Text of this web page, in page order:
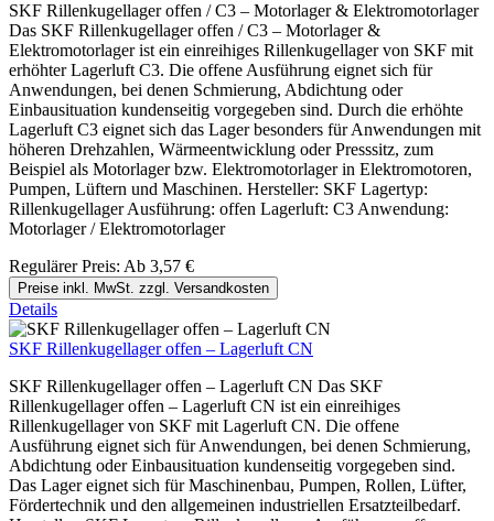
SKF Rillenkugellager offen / C3 – Motorlager & Elektromotorlager
Das SKF Rillenkugellager offen / C3 – Motorlager &
Elektromotorlager ist ein einreihiges Rillenkugellager von SKF mit
erhöhter Lagerluft C3. Die offene Ausführung eignet sich für
Anwendungen, bei denen Schmierung, Abdichtung oder
Einbausituation kundenseitig vorgegeben sind. Durch die erhöhte
Lagerluft C3 eignet sich das Lager besonders für Anwendungen mit
höheren Drehzahlen, Wärmeentwicklung oder Presssitz, zum
Beispiel als Motorlager bzw. Elektromotorlager in Elektromotoren,
Pumpen, Lüftern und Maschinen. Hersteller: SKF Lagertyp:
Rillenkugellager Ausführung: offen Lagerluft: C3 Anwendung:
Motorlager / Elektromotorlager
Regulärer Preis: Ab 3,57 €
Preise inkl. MwSt. zzgl. Versandkosten
Details
SKF Rillenkugellager offen – Lagerluft CN
SKF Rillenkugellager offen – Lagerluft CN Das SKF
Rillenkugellager offen – Lagerluft CN ist ein einreihiges
Rillenkugellager von SKF mit Lagerluft CN. Die offene
Ausführung eignet sich für Anwendungen, bei denen Schmierung,
Abdichtung oder Einbausituation kundenseitig vorgegeben sind.
Das Lager eignet sich für Maschinenbau, Pumpen, Rollen, Lüfter,
Fördertechnik und den allgemeinen industriellen Ersatzteilbedarf.